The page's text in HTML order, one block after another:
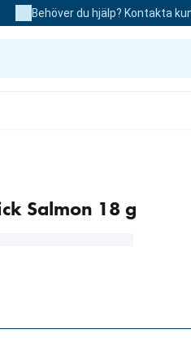
Behöver du hjälp? Kontakta
Salmon 18 g